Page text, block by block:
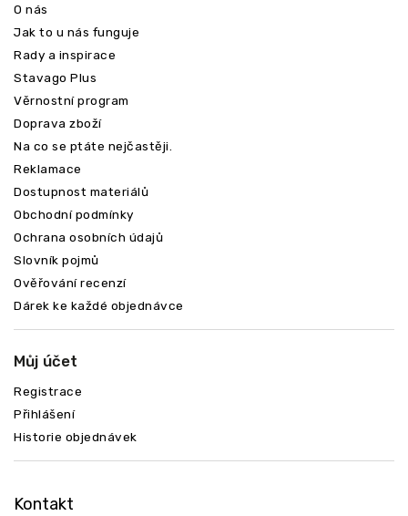
O nás
Jak to u nás funguje
Rady a inspirace
Stavago Plus
Věrnostní program
Doprava zboží
Na co se ptáte nejčastěji.
Reklamace
Dostupnost materiálů
Obchodní podmínky
Ochrana osobních údajů
Slovník pojmů
Ověřování recenzí
Dárek ke každé objednávce
Můj účet
Registrace
Přihlášení
Historie objednávek
Kontakt